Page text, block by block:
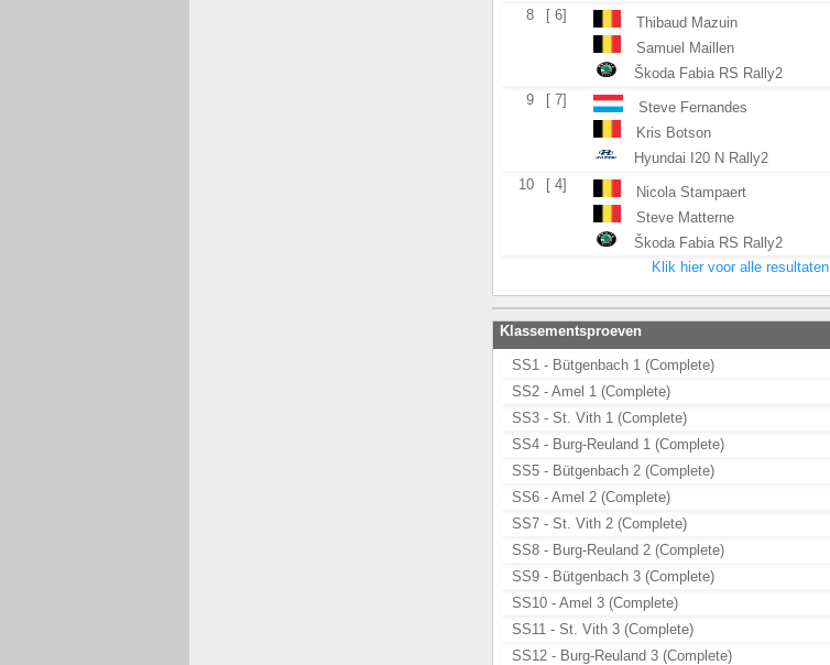
8
[ 6] Thibaud Mazuin
Samuel Maillen
Škoda Fabia RS Rally2
9
[ 7] Steve Fernandes
Kris Botson
Hyundai I20 N Rally2
10
[ 4] Nicola Stampaert
Steve Matterne
Škoda Fabia RS Rally2
Klik hier voor alle resultaten
Klassementsproeven
SS1 - Bütgenbach 1 (Complete)
SS2 - Amel 1 (Complete)
SS3 - St. Vith 1 (Complete)
SS4 - Burg-Reuland 1 (Complete)
SS5 - Bütgenbach 2 (Complete)
SS6 - Amel 2 (Complete)
SS7 - St. Vith 2 (Complete)
SS8 - Burg-Reuland 2 (Complete)
SS9 - Bütgenbach 3 (Complete)
SS10 - Amel 3 (Complete)
SS11 - St. Vith 3 (Complete)
SS12 - Burg-Reuland 3 (Complete)